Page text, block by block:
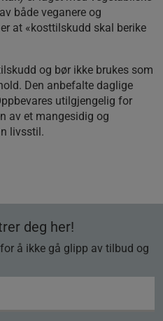
både veganere og
at «kosttilskudd skal berike
og bør ikke brukes som
Den anbefalte daglige
utilgjengelig for
av et mangesidig og
livsstil.
deg her!
å ikke gå glipp av tilbud og